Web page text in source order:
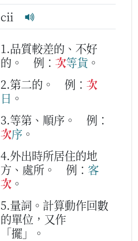
cii
1.品質較差的、不好
的。
例： 次等貨 。
2.第二的。
例： 次
日 。
3.等第、順序。
例：
次序 。
4.外出時所居住的地
方、處所。
例： 客
次 。
5.量詞。計算動作回數
的單位，又作
「擺」。